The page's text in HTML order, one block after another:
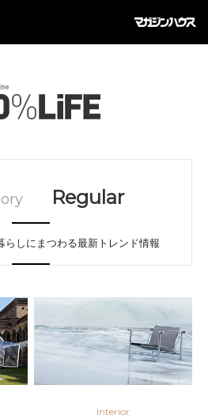
Regular
らしにまつわる最新トレンド情報
Interior